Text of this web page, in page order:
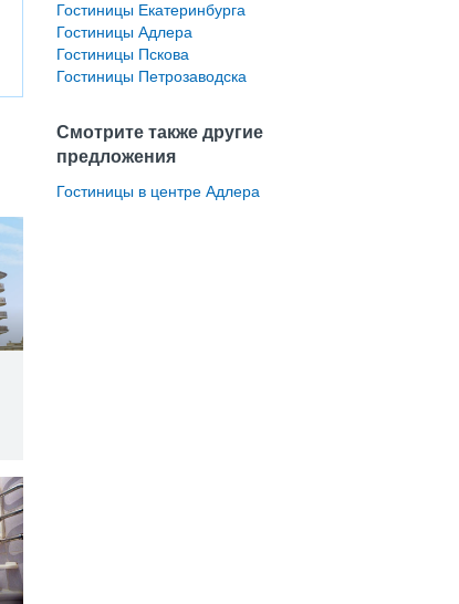
Гостиницы Екатеринбурга
Гостиницы Адлера
Гостиницы Пскова
Гостиницы Петрозаводска
Смотрите также другие
предложения
Гостиницы в центре Адлера